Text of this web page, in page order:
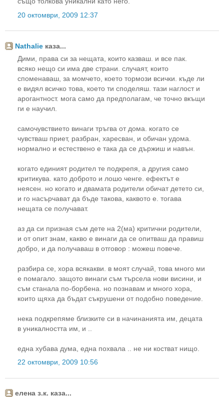
20 октомври, 2009 12:37
Nathalie каза...
Дими, права си за нещата, които казваш. и все пак.
всяко нещо си има две страни. случаят, които
споменаваш, за момчето, което тормози всички. къде ли
е видял всичко това, което ти споделяш. тази наглост и
арогантност. мога само да предполагам, че точно вкъщи
ги е научил.
самочувствието винаги тръгва от дома. когато се
чувстваш приет, разбран, харесван, и обичан удома.
нормално и естествено е така да се държиш и навън.
когато единият родител те подкрепя, а другия само
критикува. като доброто и лошо ченге. ефектът е
неясен. но когато и двамата родители обичат детето си,
и го насърчават да бъде такова, каквото е. тогава
нещата се получават.
аз да си призная съм дете на 2(ма) критични родители,
и от опит знам, какво е винаги да се опитваш да правиш
добро, и да получаваш в отговор : можеш повече.
разбира се, хора всякакви. в моят случай, това много ми
е помагало. защото винаги съм търсела нови висини, и
съм станала по-борбена. но познавам и много хора,
които щяха да бъдат съкрушени от подобно поведение.
нека подкрепяме близките си в начинанията им, децата
в уникалността им, и ..
една хубава дума, една похвала .. не ни костват нищо.
22 октомври, 2009 10:56
елена з.к. каза...